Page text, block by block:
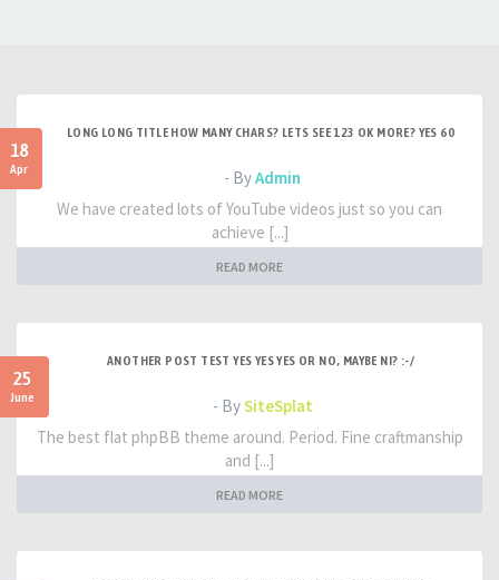
18
Apr
LONG LONG TITLE HOW MANY CHARS? LETS SEE 123 OK MORE? YES 60
- ByAdmin
We have created lots of YouTube videos just so you can
achieve [...]
READ MORE
25
June
ANOTHER POST TEST YES YES YES OR NO, MAYBE NI? :-/
- BySiteSplat
The best flat phpBB theme around. Period. Fine craftmanship
and [...]
READ MORE